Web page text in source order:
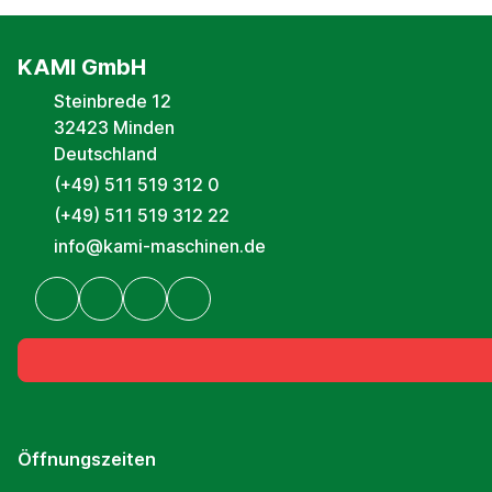
KAMI GmbH
Steinbrede 12
32423 Minden
Deutschland
(+49) 511 519 312 0
(+49) 511 519 312 22
info@kami-maschinen.de
Öffnungszeiten